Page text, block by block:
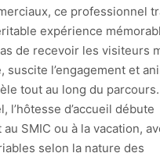
ce professionnel
expérience
de recevoir les visiteurs
suscite l’engagement et
tout au long du
l’hôtesse d’accueil débute
SMIC ou à la vacation,
selon la nature des